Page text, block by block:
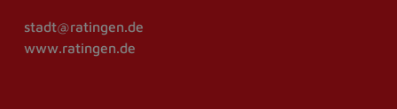
stadt@ratingen.de
www.ratingen.de